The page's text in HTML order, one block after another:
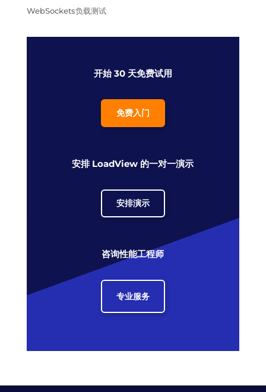
WebSockets负载测试
开始 30 天免费试用
免费入门
安排 LoadView 的一对一演示
安排演示
咨询性能工程师
专业服务